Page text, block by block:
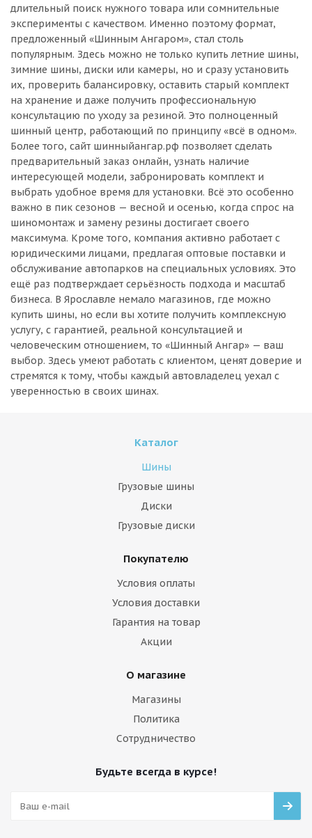
длительный поиск нужного товара или сомнительные
эксперименты с качеством. Именно поэтому формат,
предложенный «Шинным Ангаром», стал столь
популярным. Здесь можно не только купить летние шины,
зимние шины, диски или камеры, но и сразу установить
их, проверить балансировку, оставить старый комплект
на хранение и даже получить профессиональную
консультацию по уходу за резиной. Это полноценный
шинный центр, работающий по принципу «всё в одном».
Более того, сайт шинныйангар.рф позволяет сделать
предварительный заказ онлайн, узнать наличие
интересующей модели, забронировать комплект и
выбрать удобное время для установки. Всё это особенно
важно в пик сезонов — весной и осенью, когда спрос на
шиномонтаж и замену резины достигает своего
максимума. Кроме того, компания активно работает с
юридическими лицами, предлагая оптовые поставки и
обслуживание автопарков на специальных условиях. Это
ещё раз подтверждает серьёзность подхода и масштаб
бизнеса. В Ярославле немало магазинов, где можно
купить шины, но если вы хотите получить комплексную
услугу, с гарантией, реальной консультацией и
человеческим отношением, то «Шинный Ангар» — ваш
выбор. Здесь умеют работать с клиентом, ценят доверие и
стремятся к тому, чтобы каждый автовладелец уехал с
уверенностью в своих шинах.
Каталог
Шины
Грузовые шины
Диски
Грузовые диски
Покупателю
Условия оплаты
Условия доставки
Гарантия на товар
Акции
О магазине
Магазины
Политика
Сотрудничество
Будьте всегда в курсе!